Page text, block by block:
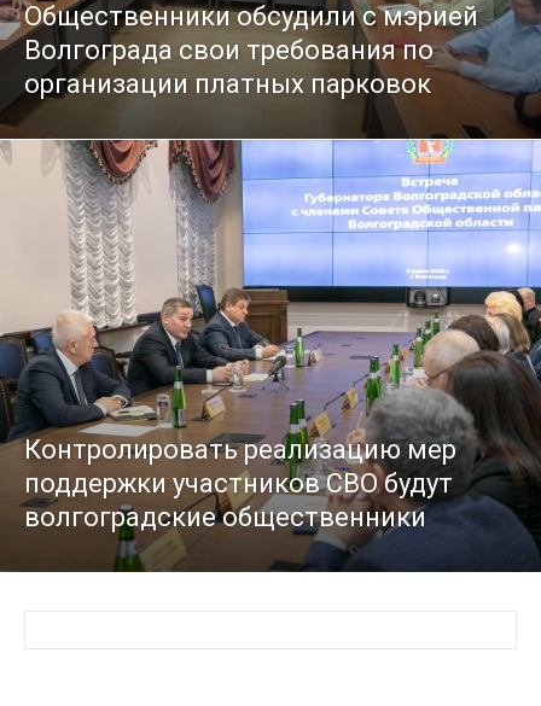
Общественники обсудили с мэрией
Волгограда свои требования по
организации платных парковок
Контролировать реализацию мер
поддержки участников СВО будут
волгоградские общественники